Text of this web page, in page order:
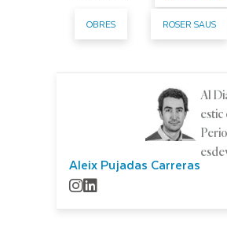
OBRES ROSER SAUS
Aleix Pujadas Carreras
Al
estic